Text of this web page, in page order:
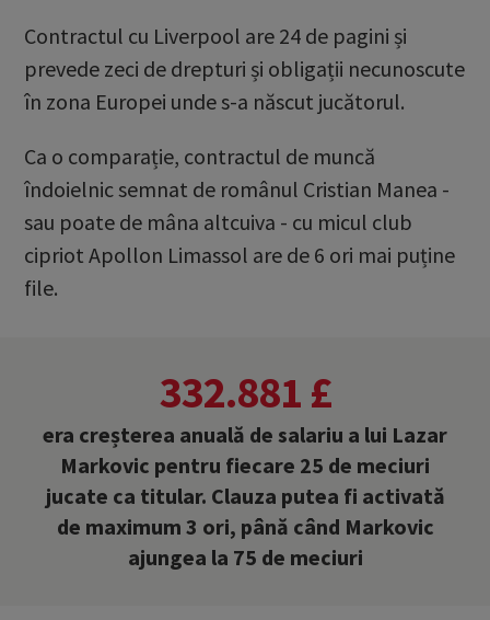
Contractul cu Liverpool are 24 de pagini și
prevede zeci de drepturi și obligații necunoscute
în zona Europei unde s-a născut jucătorul.
Ca o comparație, contractul de muncă
îndoielnic semnat de românul Cristian Manea -
sau poate de mâna altcuiva - cu micul club
cipriot Apollon Limassol are de 6 ori mai puține
file.
332.881 £
era creșterea anuală de salariu a lui Lazar
Markovic pentru fiecare 25 de meciuri
jucate ca titular. Clauza putea fi activată
de maximum 3 ori, până când Markovic
ajungea la 75 de meciuri